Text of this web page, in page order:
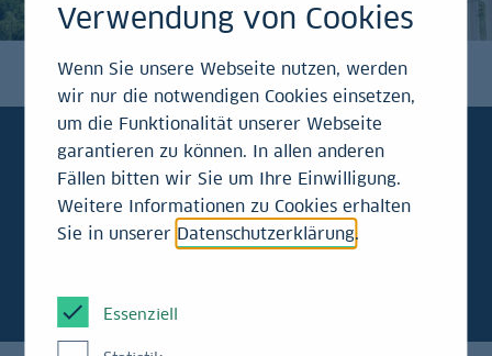
KraemersKlartext
Verwendung von Cookies
Wenn Sie unsere Webseite nutzen, werden
wir nur die notwendigen Cookies einsetzen,
um die Funktionalität unserer Webseite
garantieren zu können. In allen anderen
Fällen bitten wir Sie um Ihre Einwilligung.
Weitere Informationen zu Cookies erhalten
Sie in unserer Datenschutzerklärung.
Essenziell